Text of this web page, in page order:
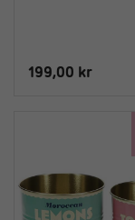
199,00 kr